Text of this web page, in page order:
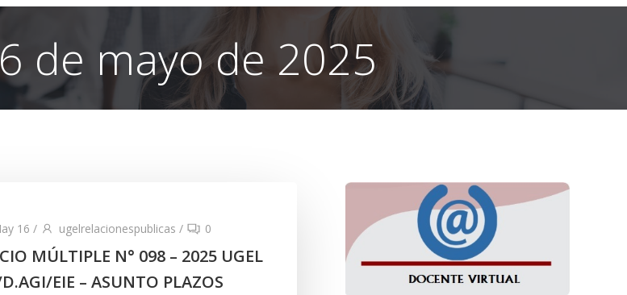
de mayo de 2025
16 / ugelrelacionespublicas / 0
MÚLTIPLE N° 098 – 2025 UGEL
EIE – ASUNTO PLAZOS